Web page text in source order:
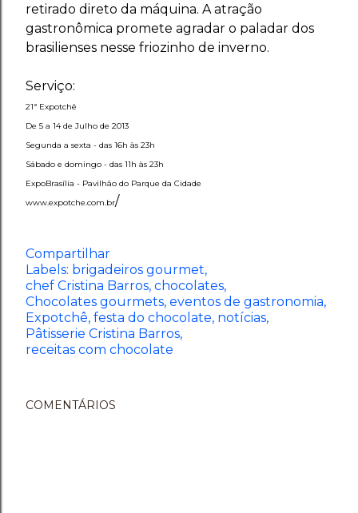
retirado direto da máquina. A atração
gastronômica promete agradar o paladar dos
brasilienses nesse friozinho de inverno.
Serviço:
21ª Expotchê
De 5 a 14 de Julho de 2013
Segunda a sexta - das 16h às 23h
Sábado e domingo - das 11h às 23h
ExpoBrasília - Pavilhão do Parque da Cidade
www.expotche.com.br/
Compartilhar
Labels: brigadeiros gourmet
chef Cristina Barros chocolates
Chocolates gourmets eventos de gastronomia
Expotchê festa do chocolate notícias
Pâtisserie Cristina Barros
receitas com chocolate
COMENTÁRIOS